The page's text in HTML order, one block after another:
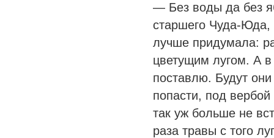
— Без воды да без
старшего Чуда-Юда,
лучше придумала:
цветущим лугом. А в
поставлю. Будут они
попасти, под вербой
так уж больше не
раза травы с того